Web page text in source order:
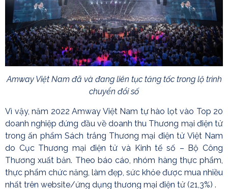
Amway Việt Nam đã và đang liên tục tăng tốc trong lộ trình
chuyển đổi số
Vì vậy, năm 2022 Amway Việt Nam tự hào lọt vào Top 20
doanh nghiệp đứng đầu về doanh thu Thương mại điện tử
trong ấn phẩm Sách trắng Thương mại điện tử Việt Nam
do Cục Thương mại điện tử và Kinh tế số – Bộ Công
Thương xuất bản. Theo báo cáo, nhóm hàng thực phẩm,
thực phẩm chức năng, làm đẹp, sức khỏe được mua nhiều
nhất trên website/ứng dụng thương mại điện tử (21,3%) .